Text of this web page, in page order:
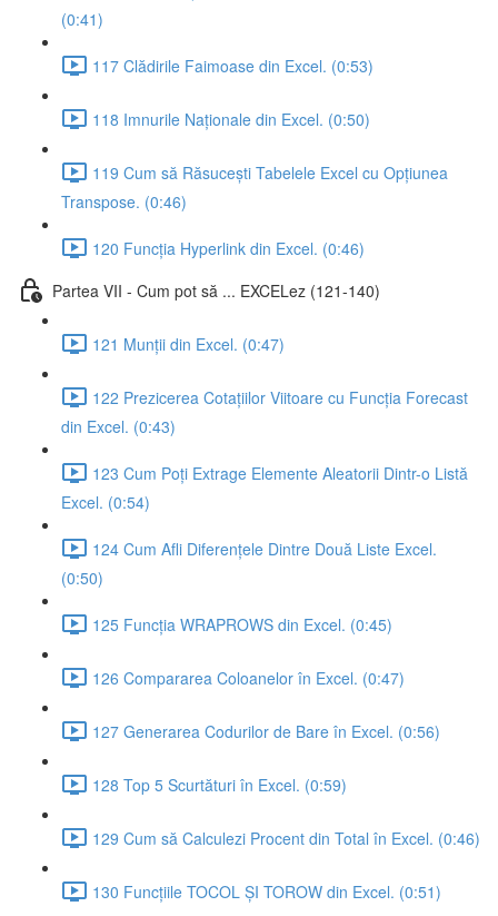
(0:41)
117 Clădirile Faimoase din Excel. (0:53)
118 Imnurile Naționale din Excel. (0:50)
119 Cum să Răsucești Tabelele Excel cu Opțiunea
Transpose. (0:46)
120 Funcția Hyperlink din Excel. (0:46)
Partea VII - Cum pot să ... EXCELez (121-140)
121 Munții din Excel. (0:47)
122 Prezicerea Cotațiilor Viitoare cu Funcția Forecast
din Excel. (0:43)
123 Cum Poți Extrage Elemente Aleatorii Dintr-o Listă
Excel. (0:54)
124 Cum Afli Diferențele Dintre Două Liste Excel.
(0:50)
125 Funcția WRAPROWS din Excel. (0:45)
126 Compararea Coloanelor în Excel. (0:47)
127 Generarea Codurilor de Bare în Excel. (0:56)
128 Top 5 Scurtături în Excel. (0:59)
129 Cum să Calculezi Procent din Total în Excel. (0:46)
130 Funcțiile TOCOL ȘI TOROW din Excel. (0:51)